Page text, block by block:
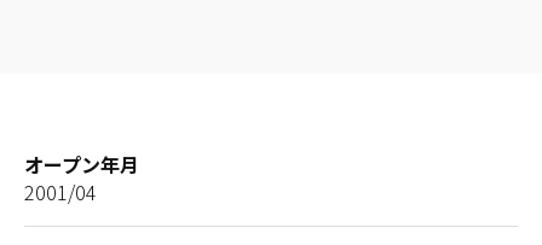
オープン年月
2001/04